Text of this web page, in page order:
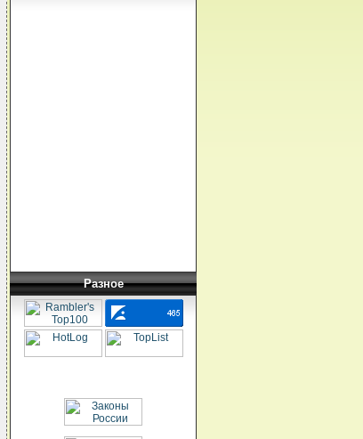
Разное